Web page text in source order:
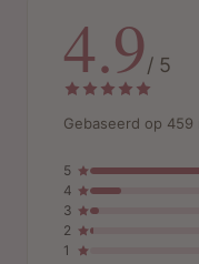
4.9/ 5
Gebaseerd op 459
5
4
3
2
1